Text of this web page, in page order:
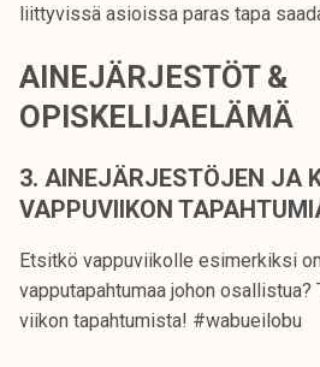
liittyvissä asioissa paras tapa
AINEJÄRJESTÖT &
OPISKELIJAELÄMÄ
3. AINEJÄRJESTÖJEN JA
VAPPUVIIKON
Etsitkö vappuviikolle esimerkiksi
vapputapahtumaa johon
viikon tapahtumista! #wabueilobu